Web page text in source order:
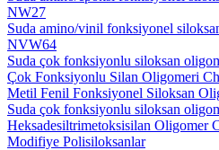
NW27
Suda amino/vinil fonksiyonel
NVW64
Suda çok fonksiyonlu siloksan
Çok Fonksiyonlu Silan Oligomeri
Metil Fenil Fonksiyonel Siloksan
Suda çok fonksiyonlu siloksan
Heksadesiltrimetoksisilan Oligomer
Modifiye Polisiloksanlar